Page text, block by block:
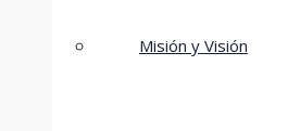
Misión y Visión